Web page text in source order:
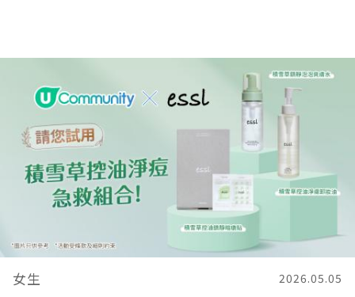
女生 2026.05.05